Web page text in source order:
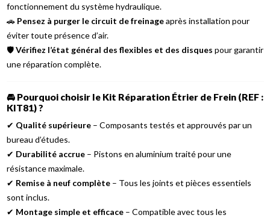
fonctionnement du système hydraulique.
🚗 Pensez à purger le circuit de freinageaprès installation pour
éviter toute présence d’air.
🛡️Vérifiez l’état général des flexibles et des disques pour garantir
une réparation complète.
🚘 Pourquoi choisir le Kit Réparation Étrier de Frein (REF :
KIT81) ?
✔ Qualité supérieure– Composants testés et approuvés par un
bureau d’études.
✔ Durabilité accrue– Pistons en aluminium traité pour une
résistance maximale.
✔ Remise à neuf complète– Tous les joints et pièces essentiels
sont inclus.
✔ Montage simple et efficace– Compatible avec tous les